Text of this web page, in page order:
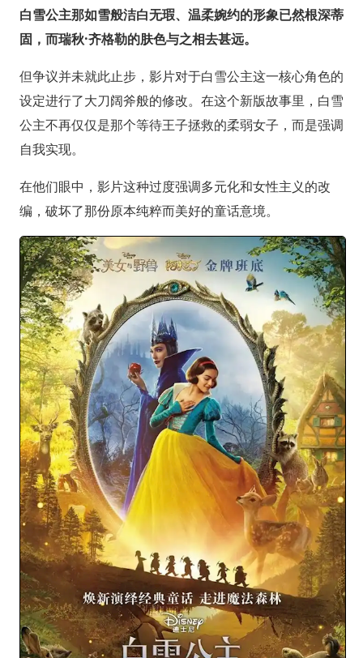
白雪公主那如雪般洁白无瑕、温柔婉约的形象已然根深蒂
固，而瑞秋·齐格勒的肤色与之相去甚远。
但争议并未就此止步，影片对于白雪公主这一核心角色的
设定进行了大刀阔斧般的修改。在这个新版故事里，白雪
公主不再仅仅是那个等待王子拯救的柔弱女子，而是强调
自我实现。
在他们眼中，影片这种过度强调多元化和女性主义的改
编，破坏了那份原本纯粹而美好的童话意境。